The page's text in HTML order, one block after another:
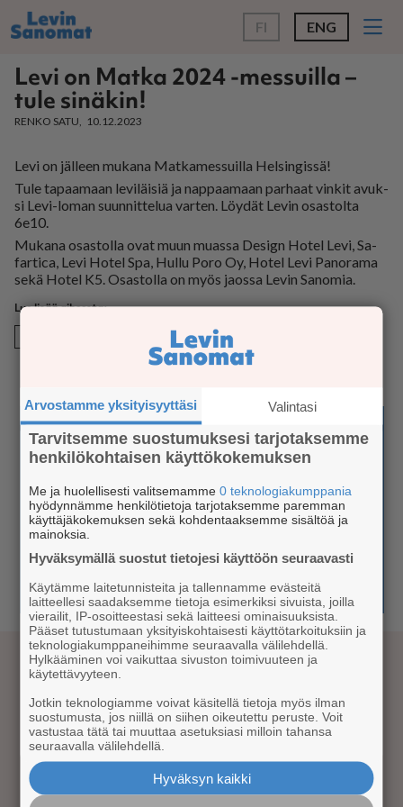
FI ENG
Levi on Matka 2024 -messuilla –
tule sinäkin!
RENKO SATU 10.12.2023
Levi on jäl­leen mu­ka­na Mat­ka­mes­suil­la Hel­sin­gis­sä!
Tule ta­paa­maan le­vi­läi­siä ja nap­paa­maan par­haat vin­kit avuk­
si Levi-lo­man suun­nit­te­lua var­ten. Löy­dät Le­vin osas­tol­ta
6e10.
Mu­ka­na osas­tol­la ovat muun mu­as­sa De­sign Ho­tel Levi, Sa­
far­ti­ca, Levi Ho­tel Spa, Hul­lu Poro Oy, Ho­tel Levi Pa­no­ra­ma
sekä Ho­tel K5. Osas­tol­la on myös ja­os­sa Le­vin Sa­no­mia.
Kustantaja Luova Media Oy
Evästeiden hallinta
Asiakaspalvelu & mainoslaskutus
tiistai-torstai klo 9-16
Arvostamme yksityisyyttäsi Valintasi
Tarvitsemme suostumuksesi tarjotaksemme
henkilökohtaisen käyttökokemuksen
Me ja huolellisesti valitsemamme0 teknologiakumppania
hyödynnämme henkilötietoja tarjotaksemme paremman
käyttäjäkokemuksen sekä kohdentaaksemme sisältöä ja
mainoksia.
Hyväksymällä suostut tietojesi käyttöön seuraavasti
Käytämme laitetunnisteita ja tallennamme evästeitä
laitteellesi saadaksemme tietoja esimerkiksi sivuista, joilla
vierailit, IP-osoitteestasi sekä laitteesi ominaisuuksista.
Pääset tutustumaan yksityiskohtaisesti käyttötarkoituksiin ja
teknologiakumppaneihimme seuraavalla välilehdellä.
Hylkääminen voi vaikuttaa sivuston toimivuuteen ja
käytettävyyteen.
Jotkin teknologiamme voivat käsitellä tietoja myös ilman
suostumusta, jos niillä on siihen oikeutettu peruste. Voit
vastustaa tätä tai muuttaa asetuksiasi milloin tahansa
seuraavalla välilehdellä.
Hyväksyn kaikki